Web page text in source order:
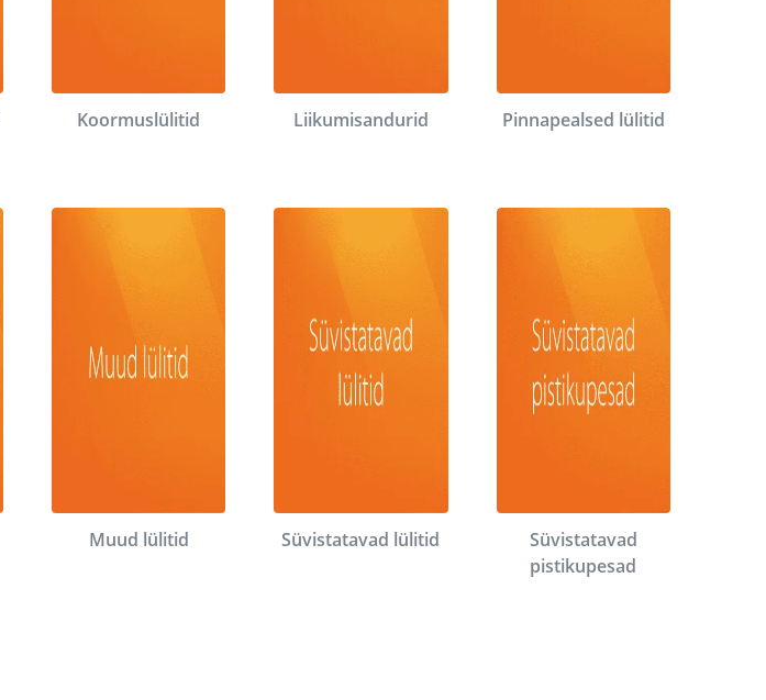
Koormuslülitid Liikumisandurid Pinnapealsed lülitid
Muud lülitid Süvistatavad lülitid
Süvistatavad
pistikupesad